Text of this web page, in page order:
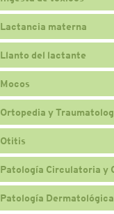
Lactancia materna
Llanto del lactante
Mocos
Ortopedia y
Otitis
Patología Circulatoria y
Patología Dermatológica